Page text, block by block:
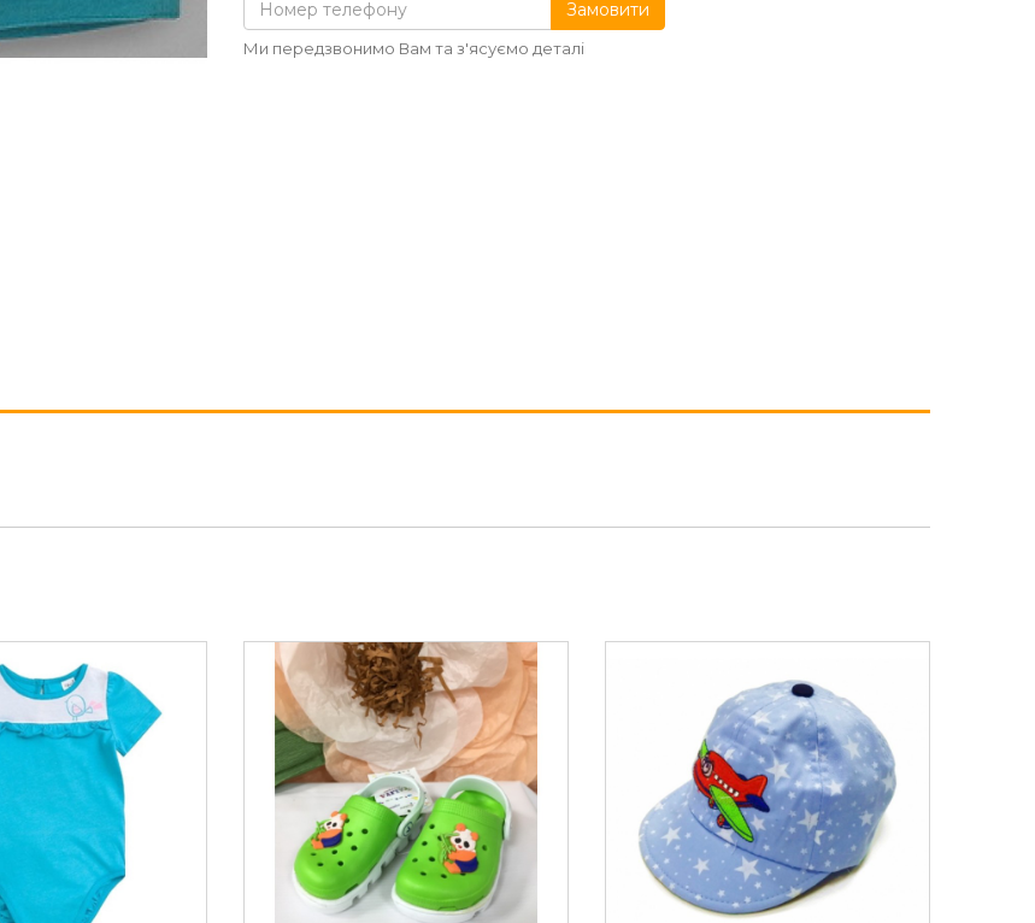
Замовити
Ми передзвонимо Вам та з'ясуємо деталі